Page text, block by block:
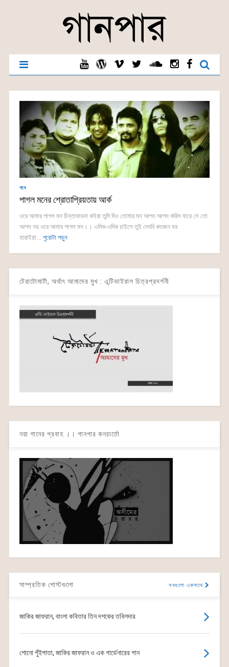
গান
পাগল মনের শ্রোতাপ্রিয়তায় আর্ক
ওরে আমার পাগল মন চিন্তাভাবনা কইরা তুমি দিও তোমার মন আপন আপন করিস যারে সে তো
আপন নয় ওরে আমার পাগল মন।। এদিক-ওদিক চাইলে তুই দেখবি কতজন ঘর
হারাইয়া... পুরোটা পড়ুন
টেরাটোমার্টা, অর্থাৎ আমাদের মুখ : এন্টিভাইরাল চিত্রপ্রদর্শনী
নয়া গানের প্রবাহ ।। গানপার কনচার্তো
সাম্প্রতিক পোস্টগুলো সবগুলো একসাথে
জাকির জাফরান, বাংলা কবিতার তিন দশকের তবিলদার
শোনো পুঁইপাতা, জাকির জাফরান ও এক গার্ডেনারের গান